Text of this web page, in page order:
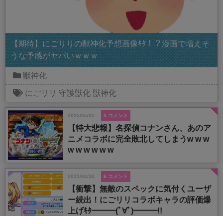
【期待】にごりりの獣神化予想画像ｷﾀ！？漫画で増えそ
うな予感がヤバいｗｗｗ
獣神化
にごリリ 守護獣化 獣神化
2025/05/05 3 コメント
【特大悲報】名探偵コナンさん、あのア
ニメコラボに完全敗北してしまうw w w
w w w w w w
2025/04/30 6 コメント
【衝撃】無敵のスペックに気付くユーザ
ー続出！にごリリコラボキャラの評価爆
上げｷﾀ━━━(ﾟ∀ﾟ)━━━!!